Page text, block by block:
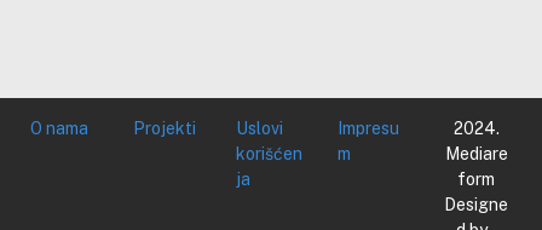
O nama Projekti
Uslovi
korišćen
ja
Impresu
m
2024.
Mediare
form
Designe